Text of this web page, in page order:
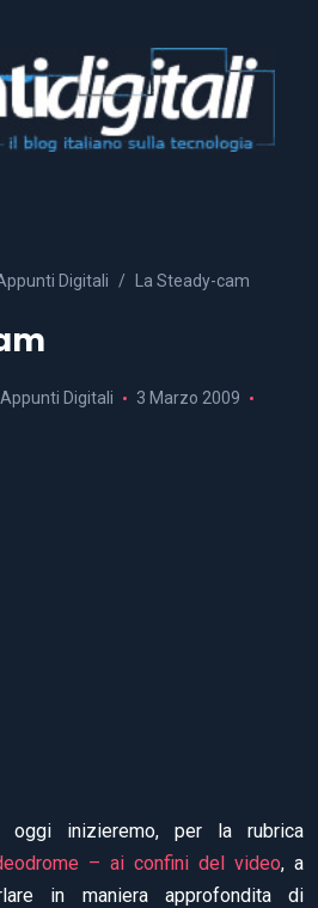
Digitali La Steady-cam
Digitali
3 Marzo 2009
oggi inizieremo, per la rubrica
– ai confini del video, a
in maniera approfondita di